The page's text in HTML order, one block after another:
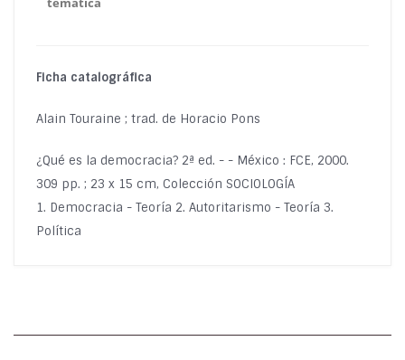
Ficha catalográfica
Alain Touraine ; trad. de Horacio Pons
¿Qué es la democracia? 2ª ed. - - México : FCE, 2000.
309 pp. ; 23 x 15 cm, Colección SOCIOLOGÍA
1. Democracia - Teoría 2. Autoritarismo - Teoría 3.
Política